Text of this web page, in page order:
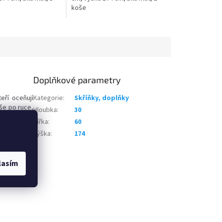
koše
oceňují
po ruce,
dvířka s
design
jsou
včetně
Skříňku
Doplňkové parametry
Kategorie:
Skříňky, doplňky
Hloubka:
30
Šířka:
60
Výška: 174